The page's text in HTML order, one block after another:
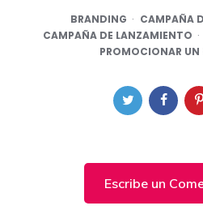
BRANDING
CAMPAÑA
CAMPAÑA DE LANZAMIENTO
PROMOCIONAR UN
Escribe un